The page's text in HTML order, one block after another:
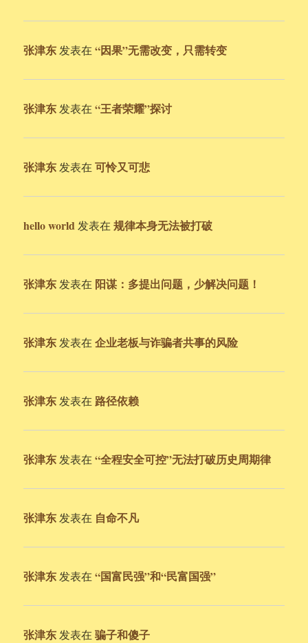
张津东 发表在“因果”无需改变，只需转变
张津东 发表在“王者荣耀”探讨
张津东 发表在可怜又可悲
hello world 发表在规律本身无法被打破
张津东 发表在 阳谋：多提出问题，少解决问题！
张津东 发表在企业老板与诈骗者共事的风险
张津东 发表在 路径依赖
张津东 发表在“全程安全可控”无法打破历史周期律
张津东 发表在 自命不凡
张津东 发表在“国富民强”和“民富国强”
张津东 发表在骗子和傻子